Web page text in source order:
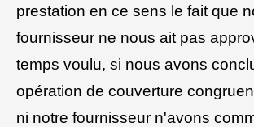
prestation en ce sens le fait que
fournisseur ne nous ait pas
temps voulu, si nous avons
opération de couverture
ni notre fournisseur n'avons